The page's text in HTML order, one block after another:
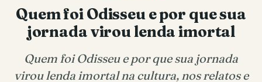
Quem foi Odisseu e por que sua
jornada virou lenda imortal
Quem foi Odisseu e por que sua jornada
virou lenda imortal na cultura, nos relatos e